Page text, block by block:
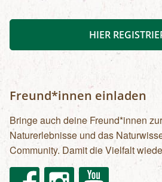
HIER
Freund*innen einladen
Bringe auch deine Freund*innen
Naturerlebnisse und das
Community. Damit die Vielfalt
FacebookInstagram Youtube